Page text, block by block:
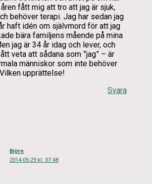
fått mig att tro att jag är sjuk,
behöver terapi. Jag har sedan jag
haft idén om självmord för att jag
bära familjens mående på mina
jag är 34 år idag och lever, och
veta att sådana som ”jag” – är
människor som inte behöver
upprättelse!
Svara
Björn
2014-05-29 kl. 07:48